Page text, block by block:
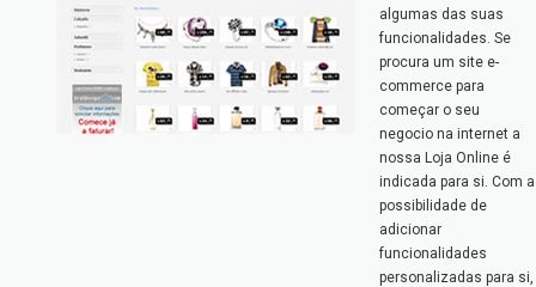
algumas das suas
funcionalidades. Se
procura um site e-
commerce para
começar o seu
negocio na internet a
nossa Loja Online é
indicada para si. Com a
possibilidade de
adicionar
funcionalidades
personalizadas para si,